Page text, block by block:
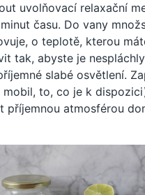
uvolňovací relaxační
času. Do vany
o teplotě, kterou
tak, abyste je
slabé osvětlení.
to, co je k
příjemnou atmosférou